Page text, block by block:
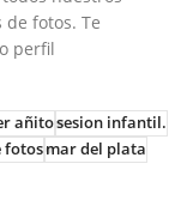
fotos. Te
perfil
añitosesion infantil.
fotosmar del plata